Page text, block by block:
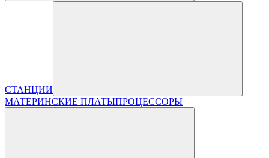
СТАНЦИИ
МАТЕРИНСКИЕ ПЛАТЫПРОЦЕССОРЫ